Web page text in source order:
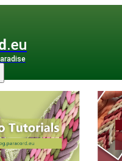
.eu